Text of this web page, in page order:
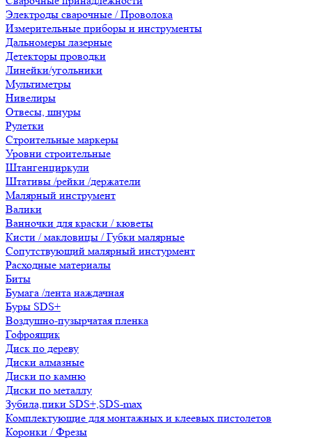
Электроды сварочные / Проволока
Измерительные приборы и инструменты
Дальномеры лазерные
Детекторы проводки
Линейки/угольники
Мультиметры
Нивелиры
Отвесы, шнуры
Рулетки
Строительные маркеры
Уровни строительные
Штангенциркули
Штативы /рейки /держатели
Малярный инструмент
Валики
Ванночки для краски / кюветы
Кисти / макловицы / Губки малярные
Сопутствующий малярный инстурмент
Расходные материалы
Биты
Бумага /лента наждачная
Буры SDS+
Воздушно-пузырчатая пленка
Гофроящик
Диск по дереву
Диски алмазные
Диски по камню
Диски по металлу
Зубила,пики SDS+,SDS-max
Комплектующие для монтажных и клеевых пистолетов
Коронки / Фрезы